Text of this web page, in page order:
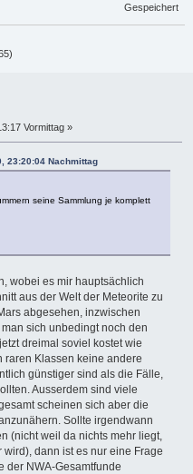
Gespeichert
Vormittag »
23:20:04 Nachmittag
seine Sammlung je komplett
wobei es mir hauptsächlich
aus der Welt der Meteorite zu
abgesehen, inzwischen
sich unbedingt noch den
dreimal soviel kostet wie
raren Klassen keine andere
günstiger sind als die Fälle,
Ausserdem sind viele
scheinen sich aber die
Sollte irgendwann
(nicht weil da nichts mehr liegt,
dann ist es nur eine Frage
der NWA-Gesamtfunde